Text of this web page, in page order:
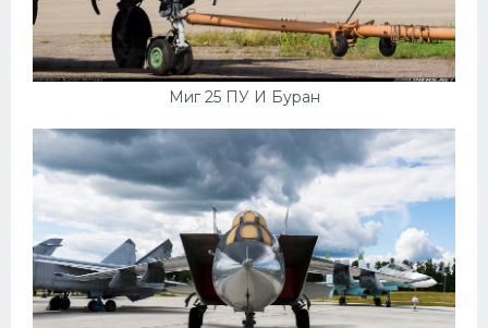
Миг 25 ПУ И Буран